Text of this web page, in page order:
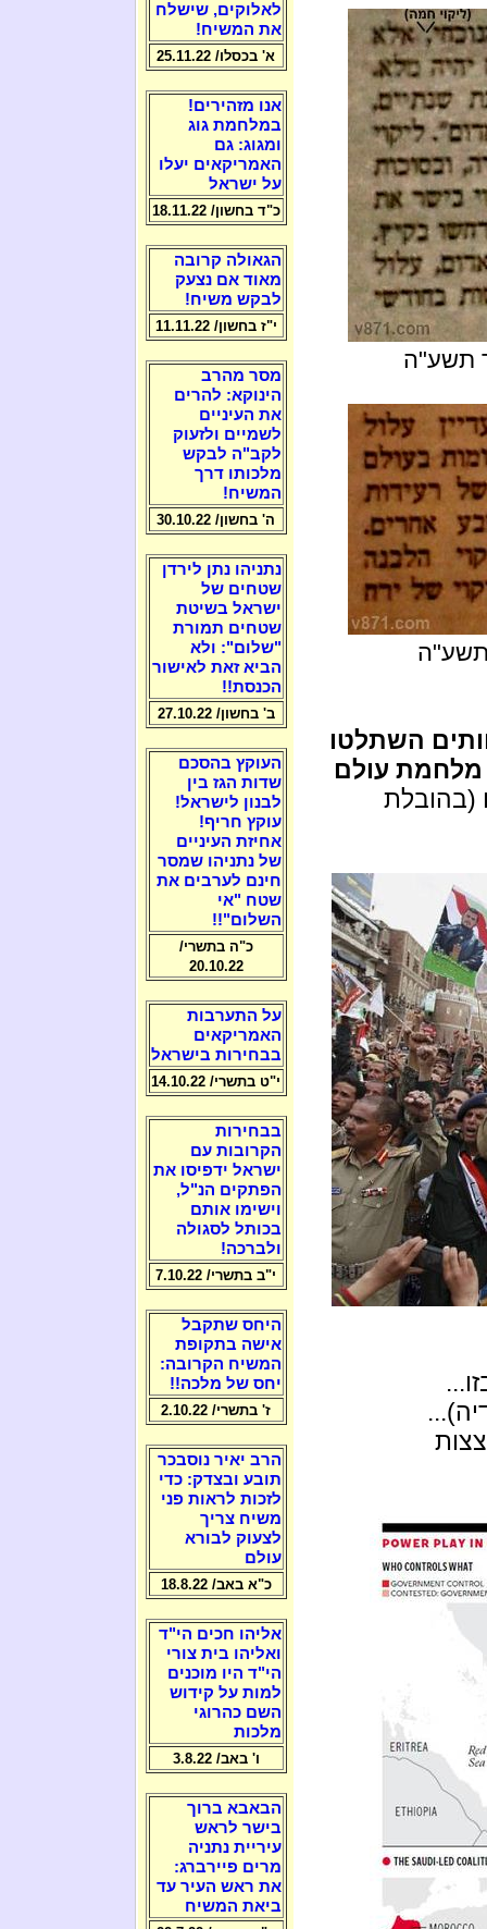
השתלטו
מלחמת עולם
(בהובלת
לאלוקים, שישלח
את המשיח!
א' בכסלו/ 25.11.22
אנו מזהירים!
במלחמת גוג
ומגוג: גם
האמריקאים יעלו
על ישראל
כ"ד בחשון/ 18.11.22
הגאולה קרובה
מאוד אם נצעק
לבקש משיח!
י"ז בחשון/ 11.11.22
מסר מהרב
הינוקא: להרים
את העיניים
לשמיים ולזעוק
לקב"ה לבקש
מלכותו דרך
המשיח!
ה' בחשון/ 30.10.22
נתניהו נתן לירדן
שטחים של
ישראל בשיטת
שטחים תמורת
"שלום": ולא
הביא זאת לאישור
הכנסת!!
ב' בחשון/ 27.10.22
העוקץ בהסכם
שדות הגז בין
לבנון לישראל!
עוקץ חריף!
אחיזת העיניים
של נתניהו שמסר
חינם לערבים את
שטח "אי
השלום"!!
כ"ה בתשרי/
20.10.22
על התערבות
האמריקאים
בבחירות בישראל
י"ט בתשרי/ 14.10.22
בבחירות
הקרובות עם
ישראל ידפיסו את
הפתקים הנ"ל,
וישימו אותם
בכותל לסגולה
ולברכה!
י"ב בתשרי/ 7.10.22
היחס שתקבל
אישה בתקופת
המשיח הקרובה:
יחס של מלכה!!
ז' בתשרי/ 2.10.22
הרב יאיר נוסבכר
תובע ובצדק: כדי
לזכות לראות פני
משיח צריך
לצעוק לבורא
עולם
כ"א באב/ 18.8.22
אליהו חכים הי"ד
ואליהו בית צורי
הי"ד היו מוכנים
למות על קידוש
השם כהרוגי
מלכות
ו' באב/ 3.8.22
הבאבא ברוך
בישר לראש
עיריית נתניה
מרים פיירברג:
את ראש העיר עד
ביאת המשיח